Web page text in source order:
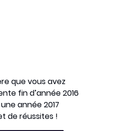
que vous avez
fin d’année 2016
année 2017
de réussites !